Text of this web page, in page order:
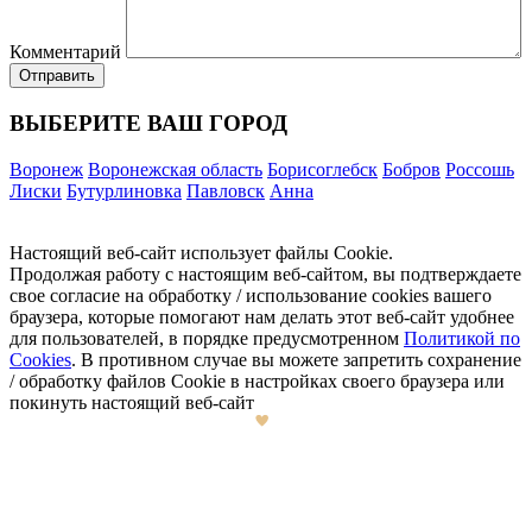
Комментарий
ВЫБЕРИТЕ ВАШ ГОРОД
Воронеж Воронежская область Борисоглебск Бобров Россошь
Лиски Бутурлиновка Павловск Анна
Настоящий веб-сайт использует файлы Cookie.
Продолжая работу с настоящим веб-сайтом, вы подтверждаете
свое согласие на обработку / использование cookies вашего
браузера, которые помогают нам делать этот веб-сайт удобнее
для пользователей, в порядке предусмотренном Политикой по
Cookies. В противном случае вы можете запретить сохранение
/ обработку файлов Cookie в настройках своего браузера или
покинуть настоящий веб-сайт